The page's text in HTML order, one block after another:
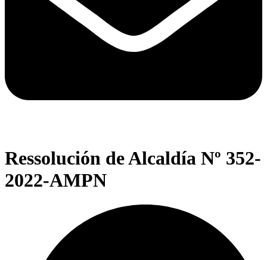
Ressolución de Alcaldía Nº 352-
2022-AMPN